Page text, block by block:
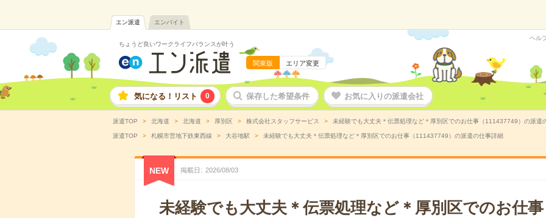
エン派遣 エンバイト
ちょうど良いワークライフバランスが叶う
関東版 エリア変更
ヘル
気になる！リスト 0 保存した希望条件 お気に入りの派遣会社
派遣TOP 北海道 北海道 厚別区 株式会社スタッフサービス 未経験でも大丈夫＊伝票処理など＊厚別区でのお仕事（111437749）の派遣
派遣TOP 札幌市営地下鉄東西線 大谷地駅 未経験でも大丈夫＊伝票処理など＊厚別区でのお仕事（111437749）の派遣の仕事詳細
NEW 掲載日 2026/08/03
未経験でも大丈夫＊伝票処理など＊厚別区でのお仕事